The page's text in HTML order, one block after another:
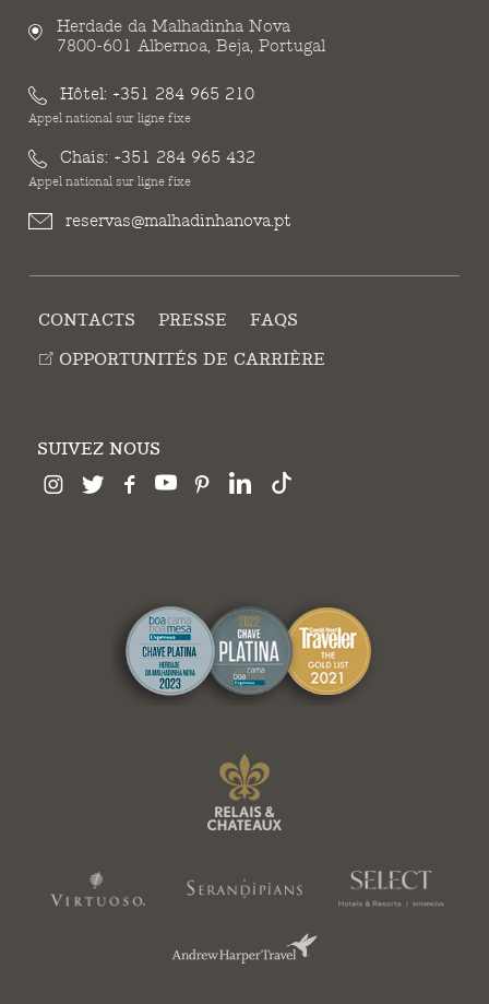
Herdade da Malhadinha Nova
7800-601 Albernoa, Beja, Portugal
Hôtel: +351 284 965 210
Appel national sur ligne fixe
Chais: +351 284 965 432
Appel national sur ligne fixe
reservas@malhadinhanova.pt
CONTACTS PRESSE
FAQS
OPPORTUNITÉS DE CARRIÈRE
SUIVEZ NOUS